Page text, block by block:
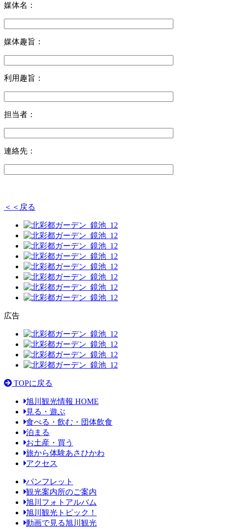
媒体名：
媒体趣旨：
利用趣旨：
担当者：
連絡先：
＜＜戻る
広告
TOPに戻る
旭川観光情報 HOME
見る・遊ぶ
食べる・飲む・団体飲食
泊まる
お土産・買う
旅から体験あさひかわ
アクセス
パンフレット
観光案内所のご案内
旭川フォトアルバム
旭川観光トピック！
動画で見る旭川観光